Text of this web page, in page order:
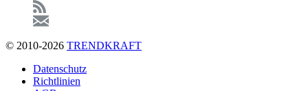
© 2010-2026 TRENDKRAFT
FußzeileDatenschutz
Richtlinien